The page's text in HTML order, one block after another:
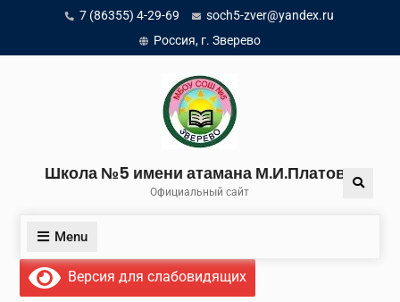
content
7 (86355) 4-29-69
soch5-zver@yandex.ru
Россия, г. Зверево
Школа №5 имени атамана М.И.Платова
Официальный сайт
Menu
Search
Версия для слабовидящих